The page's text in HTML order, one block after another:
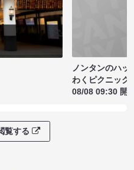
ノンタンのハッ
わくピクニック
08/08 09:30 開
覧する